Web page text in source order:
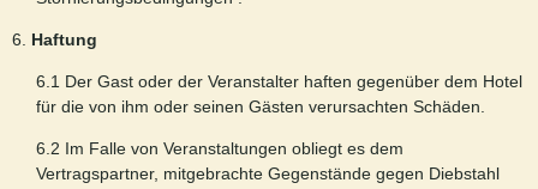
6. Haftung
6.1 Der Gast oder der Veranstalter haften gegenüber dem Hotel
für die von ihm oder seinen Gästen verursachten Schäden.
6.2 Im Falle von Veranstaltungen obliegt es dem
Vertragspartner, mitgebrachte Gegenstände gegen Diebstahl